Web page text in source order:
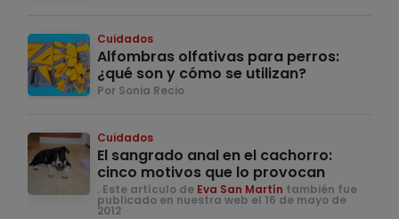
Cuidados
Alfombras olfativas para perros:
¿qué son y cómo se utilizan?
Por Sonia Recio
Cuidados
El sangrado anal en el cachorro:
cinco motivos que lo provocan
. Este artículo de Eva San Martín también fue
publicado en nuestra web el 16 de mayo de
2012